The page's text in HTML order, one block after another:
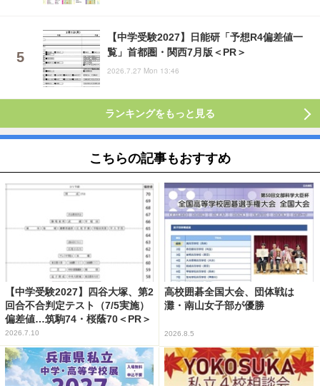
【中学受験2027】日能研「予想R4偏差値一
覧」首都圏・関西7月版＜PR＞
2026.7.27 Mon 13:46
ランキングをもっと見る
こちらの記事もおすすめ
【中学受験2027】四谷大塚、第2
回合不合判定テスト（7/5実施）
偏差値…筑駒74・桜蔭70＜PR＞
2026.7.10
高校囲碁全国大会、団体戦は
灘・南山女子部が優勝
2026.8.5